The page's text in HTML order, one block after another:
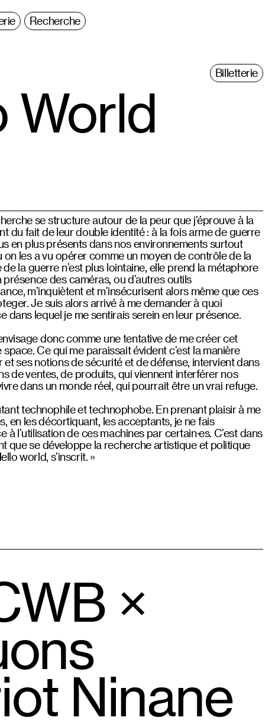
Recherche
Billetterie
World
se structure autour de la peur que j’éprouve à la
du fait de leur double identité : à la fois arme de guerre
en plus présents dans nos environnements surtout
on les a vu opérer comme un moyen de contrôle de la
de la guerre n’est plus lointaine, elle prend la métaphore
présence des caméras, ou d’autres outils
m’inquiètent et m’insécurisent alors même que ces
Je suis alors arrivé à me demander à quoi
dans lequel je me sentirais serein en leur présence.
donc comme une tentative de me créer cet
Ce qui me paraissait évident c’est la manière
ses notions de sécurité et de défense, intervient dans
de ventes, de produits, qui viennent interférer nos
dans un monde réel, qui pourrait être un vrai refuge.
technophile et technophobe. En prenant plaisir à me
en les décortiquant, les acceptants, je ne fais
à l’utilisation de ces machines par certain·es. C’est dans
que se développe la recherche artistique et politique
world, s’inscrit. »
×
Ninane